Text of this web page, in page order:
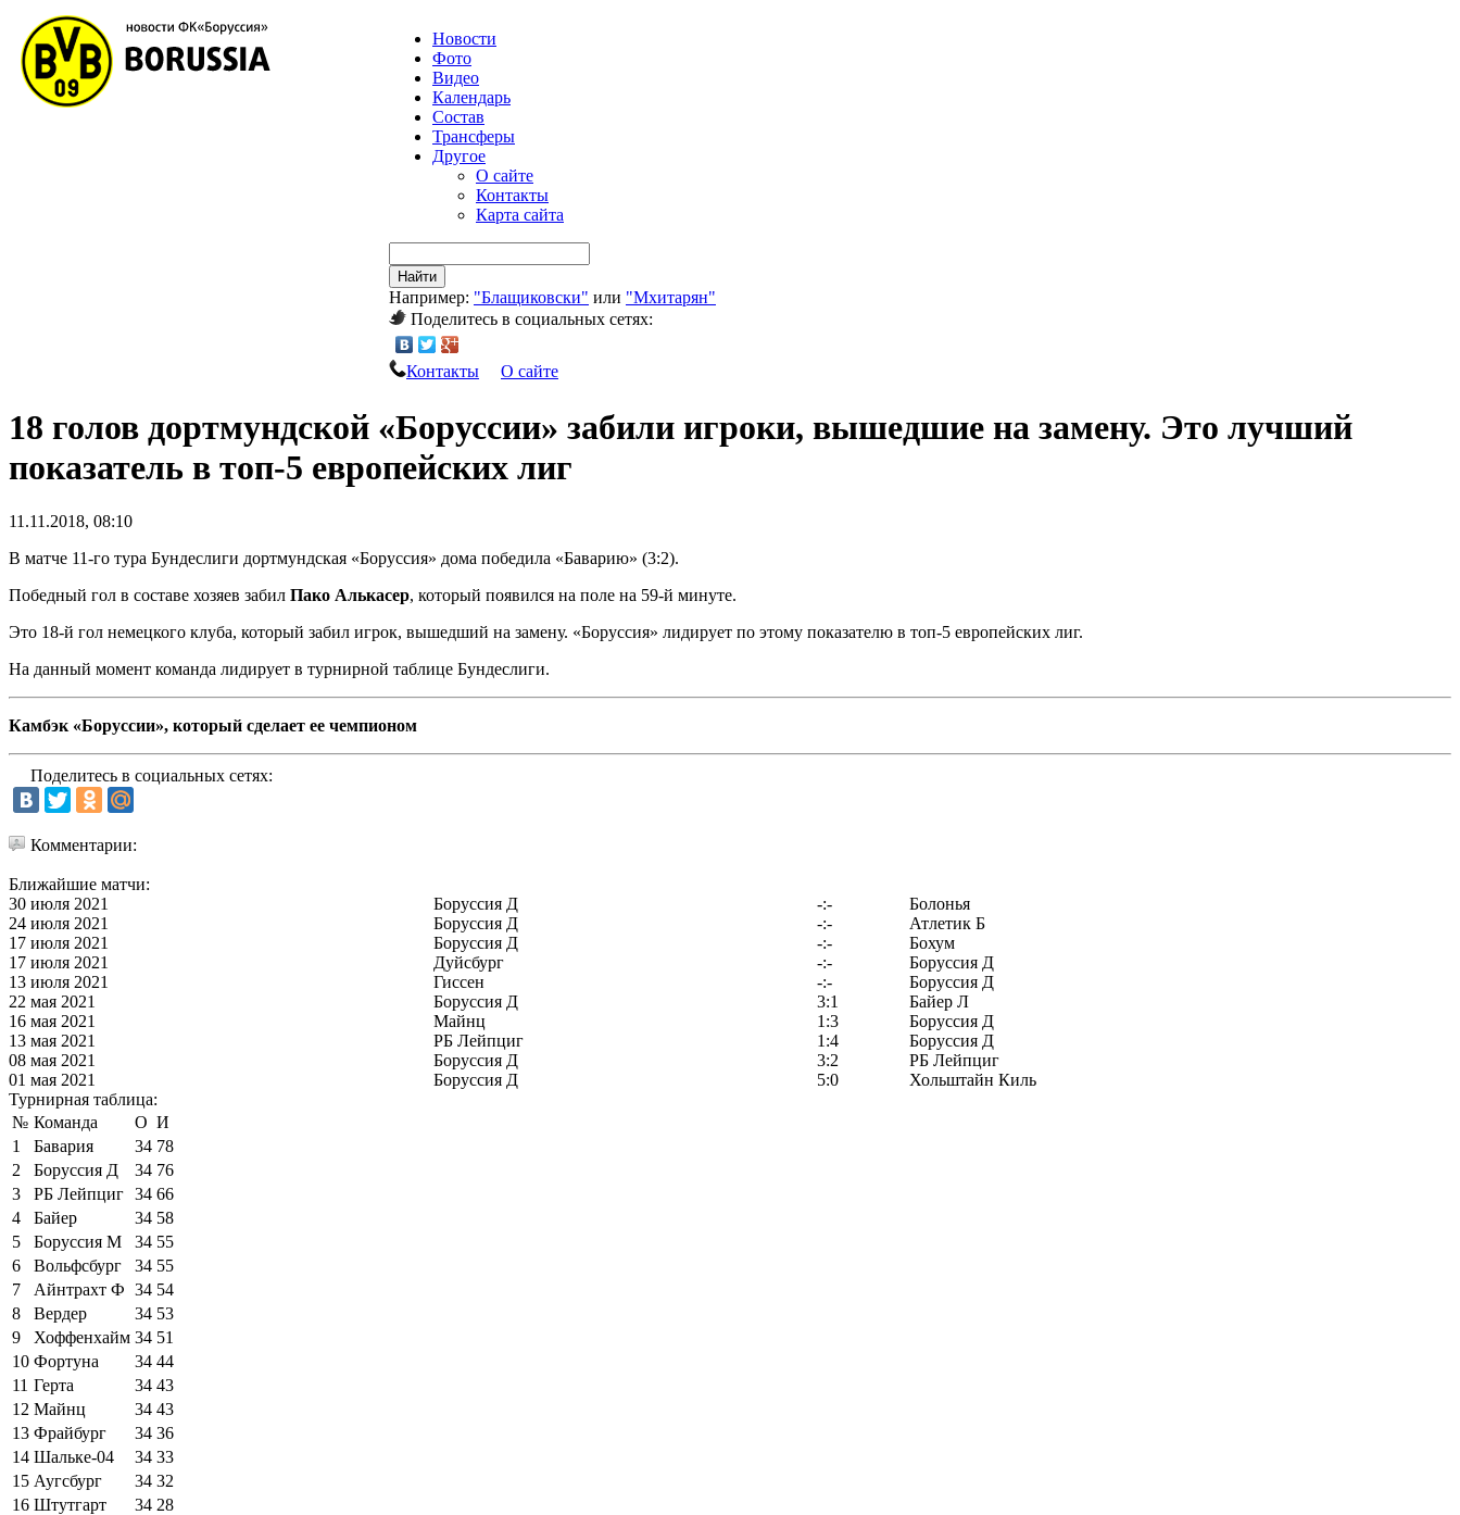
Новости
Фото
Видео
Календарь
Состав
Трансферы
Другое
О сайте
Контакты
Карта сайта
Найти
Например: "Блащиковски" или "Мхитарян"
Поделитесь в социальных сетях:
Контакты О сайте
18 голов дортмундской «Боруссии» забили игроки, вышедшие на замену. Это лучший
показатель в топ-5 европейских лиг
11.11.2018, 08:10
В матче 11-го тура Бундеслиги дортмундская «Боруссия» дома победила «Баварию» (3:2).
Победный гол в составе хозяев забил Пако Алькасер, который появился на поле на 59-й минуте.
Это 18-й гол немецкого клуба, который забил игрок, вышедший на замену. «Боруссия» лидирует по этому показателю в топ-5 европейских лиг.
На данный момент команда лидирует в турнирной таблице Бундеслиги.
Камбэк «Боруссии», который сделает ее чемпионом
Поделитесь в социальных сетях:
Комментарии:
Ближайшие матчи:
30 июля 2021
Боруссия Д -:-
Болонья
24 июля 2021
Боруссия Д -:-
Атлетик Б
17 июля 2021
Боруссия Д -:-
Бохум
17 июля 2021
Дуйсбург -:-
Боруссия Д
13 июля 2021
Гиссен -:-
Боруссия Д
22 мая 2021
Боруссия Д 3:1
Байер Л
16 мая 2021
Майнц 1:3
Боруссия Д
13 мая 2021
РБ Лейпциг 1:4
Боруссия Д
08 мая 2021
Боруссия Д 3:2
РБ Лейпциг
01 мая 2021
Боруссия Д 5:0
Хольштайн Киль
Турнирная таблица:
№ Команда О И
1
Бавария 34 78
2
Боруссия Д 34 76
3
РБ Лейпциг 34 66
4
Байер 34 58
5
Боруссия М 34 55
6
Вольфсбург 34 55
7
Айнтрахт Ф 34 54
8
Вердер 34 53
9
Хоффенхайм 34 51
10 Фортуна 34 44
11 Герта 34 43
12 Майнц 34 43
13 Фрайбург 34 36
14 Шальке-04 34 33
15 Аугсбург 34 32
16 Штутгарт 34 28